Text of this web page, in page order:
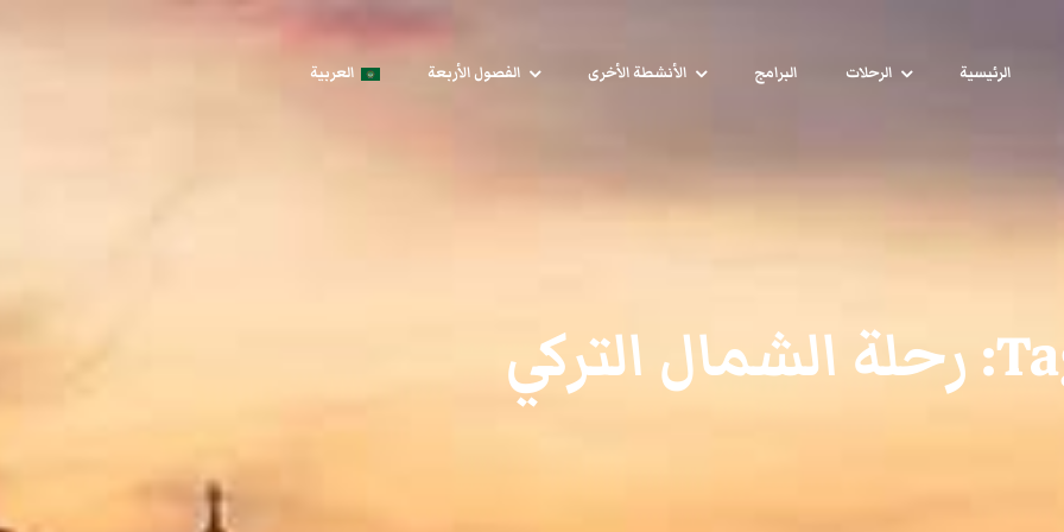
الرئيسية الرحلات البرامج الأنشطة الأخرى الفصول الأربعة العربية
رحلة الشمال التركي